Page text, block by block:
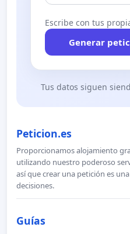
Escribe con tus
Generar
Tus datos siguen
Peticion.es
Proporcionamos alojamiento
utilizando nuestro poderoso
así que crear una petición es
decisiones.
Guías